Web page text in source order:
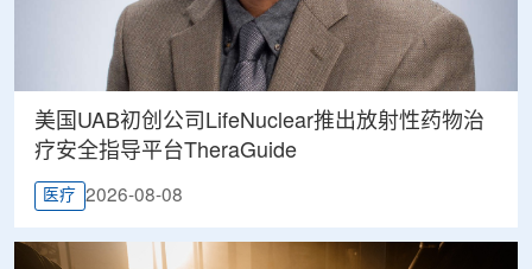
美国UAB初创公司LifeNuclear推出放射性药物治
疗安全指导平台TheraGuide
医疗 2026-08-08